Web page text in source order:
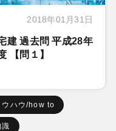
2018年01月31日
建 過去問 平成28年
【問１】
ウハウ/how to
識